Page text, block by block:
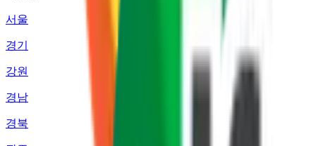
서울
경기
강원
경남
경북